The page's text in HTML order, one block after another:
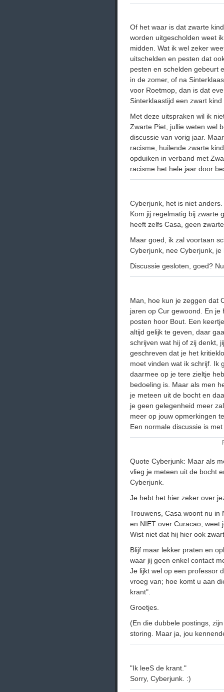
Of het waar is dat zwarte
worden uitgescholden weet
midden. Wat ik wel zeker
uitschelden en pesten dat
pesten en schelden gebeurt
in de zomer, of na
voor Roetmop, dan is dat
Sinterklaastijd een zwart
Met deze uitspraken wil ik
Zwarte Piet, jullie weten wel
discussie van vorig jaar.
racisme, huilende zwarte
opduiken in verband met
racisme het hele jaar door
Cyberjunk, het is niet anders.
Kom jij regelmatig bij zwarte
heeft zelfs Casa, geen
Maar goed, ik zal voortaan
Cyberjunk, nee Cyberjunk,
Discussie gesloten, goed?
Man, hoe kun je zeggen dat
jaren op Cur gewoond. En
posten hoor Bout. Een
altijd gelijk te geven, daar
schrijven wat hij of zij denkt,
geschreven dat je het
moet vinden wat ik schrijf. Ik
daarmee op je tere zieltje
bedoeling is. Maar als men
je meteen uit de bocht en
je geen gelegenheid meer
meer op jouw opmerkingen
Een normale discussie is
Quote Cyberjunk: Maar als
vlieg je meteen uit de bocht
Cyberjunk.
Je hebt het hier zeker over
Trouwens, Casa woont nu in
en NIET over Curacao, weet
Wist niet dat hij hier ook
Blijf maar lekker praten en
waar jij geen enkel contact
Je lijkt wel op een professor
vroeg van; hoe komt u aan
krant".
Groetjes.
(En die dubbele postings,
storing. Maar ja, jou
"Ik leeS de krant."
Sorry, Cyberjunk. :)